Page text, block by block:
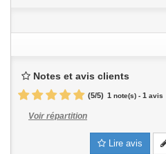
Notes et avis clients
(5/5) 1 note(s) - 1 avis
Voir répartition
Lire avis